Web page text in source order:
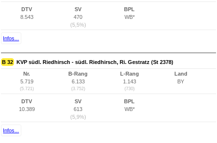
DTV
8.543
SV
470
(5,5%)
BPL
WB*
Infos...
B 32 KVP südl. Riedhirsch - südl. Riedhirsch, Ri. Gestratz (St 2378)
Nr.
5.719
(5.721)
B-Rang
6.133
(3.752)
L-Rang
1.143
(730)
Land
BY
DTV
10.389
SV
613
(5,9%)
BPL
WB*
Infos...